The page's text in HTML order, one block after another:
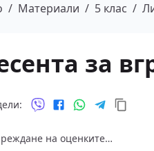
/ Материали / 5 клас /
за
на оценките…